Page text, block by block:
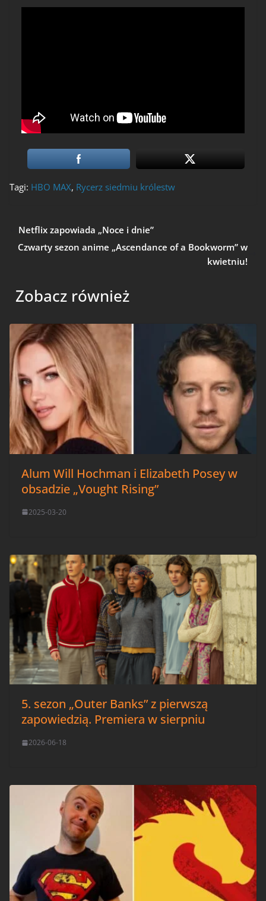
Tagi: HBO MAX, Rycerz siedmiu królestw
Netflix zapowiada „Noce i dnie”
Czwarty sezon anime „Ascendance of a Bookworm” w
kwietniu!
Zobacz również
Alum Will Hochman i Elizabeth Posey w
obsadzie „Vought Rising”
2025-03-20
5. sezon „Outer Banks” z pierwszą
zapowiedzią. Premiera w sierpniu
2026-06-18